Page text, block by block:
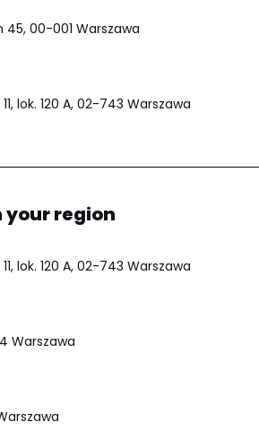
45, 00-001 Warszawa
lok. 120 A, 02-743 Warszawa
your region
lok. 120 A, 02-743 Warszawa
Warszawa